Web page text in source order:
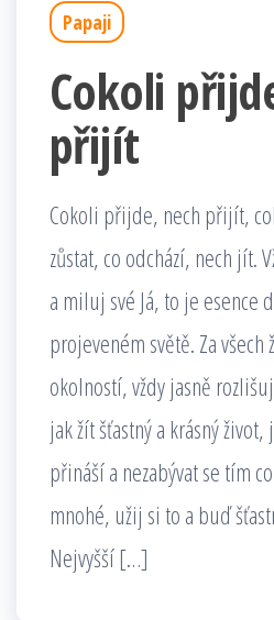
Papaji
Cokoli
přijít
Cokoli přijde, nech přijít,
zůstat, co odchází, nech jít.
a miluj své Já, to je esence
projeveném světě. Za všech
okolností, vždy jasně
jak žít šťastný a krásný
přináší a nezabývat se tím
mnohé, užij si to a buď
Nejvyšší […]